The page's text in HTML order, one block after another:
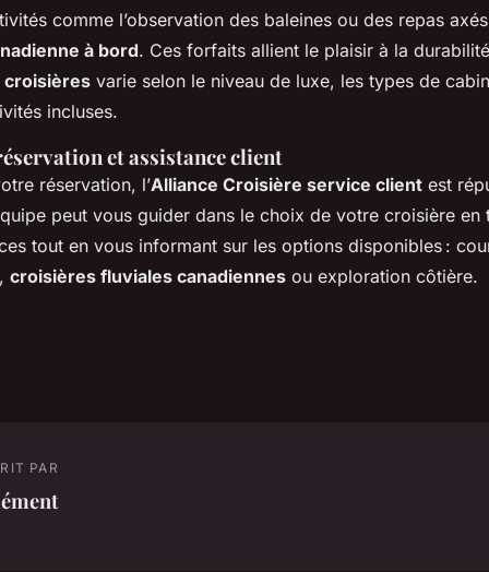
comme l’observation des baleines ou des repas
à bord. Ces forfaits allient le plaisir à la
croisières varie selon le niveau de luxe, les types de
incluses.
et assistance client
réservation, l’Alliance Croisière service client est
peut vous guider dans le choix de votre croisière en
tout en vous informant sur les options disponibles :
croisières fluviales canadiennes ou exploration côtière.
PAR